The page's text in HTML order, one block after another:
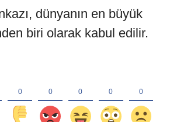
dünyanın en büyük
biri olarak kabul edilir.